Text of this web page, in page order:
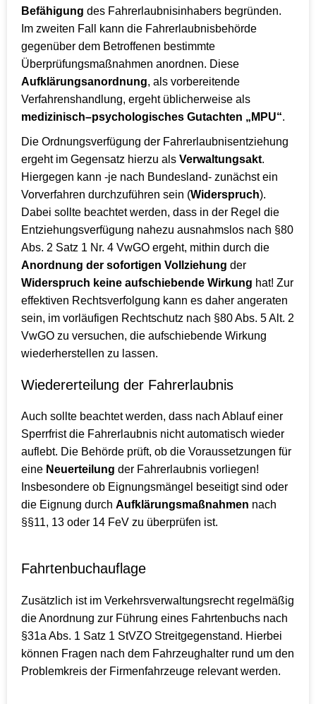
Befähigung des Fahrerlaubnisinhabers begründen.
Im zweiten Fall kann die Fahrerlaubnisbehörde
gegenüber dem Betroffenen bestimmte
Überprüfungsmaßnahmen anordnen. Diese
Aufklärungsanordnung, als vorbereitende
Verfahrenshandlung, ergeht üblicherweise als
medizinisch–psychologisches Gutachten „MPU“.
Die Ordnungsverfügung der Fahrerlaubnisentziehung
ergeht im Gegensatz hierzu als Verwaltungsakt.
Hiergegen kann -je nach Bundesland- zunächst ein
Vorverfahren durchzuführen sein (Widerspruch).
Dabei sollte beachtet werden, dass in der Regel die
Entziehungsverfügung nahezu ausnahmslos nach §80
Abs. 2 Satz 1 Nr. 4 VwGO ergeht, mithin durch die
Anordnung der sofortigen Vollziehung der
Widerspruch keine aufschiebende Wirkung hat! Zur
effektiven Rechtsverfolgung kann es daher angeraten
sein, im vorläufigen Rechtschutz nach §80 Abs. 5 Alt. 2
VwGO zu versuchen, die aufschiebende Wirkung
wiederherstellen zu lassen.
Wiedererteilung der Fahrerlaubnis
Auch sollte beachtet werden, dass nach Ablauf einer
Sperrfrist die Fahrerlaubnis nicht automatisch wieder
auflebt. Die Behörde prüft, ob die Voraussetzungen für
eine Neuerteilung der Fahrerlaubnis vorliegen!
Insbesondere ob Eignungsmängel beseitigt sind oder
die Eignung durch Aufklärungsmaßnahmen nach
§§11, 13 oder 14 FeV zu überprüfen ist.
Fahrtenbuchauflage
Zusätzlich ist im Verkehrsverwaltungsrecht regelmäßig
die Anordnung zur Führung eines Fahrtenbuchs nach
§31a Abs. 1 Satz 1 StVZO Streitgegenstand. Hierbei
können Fragen nach dem Fahrzeughalter rund um den
Problemkreis der Firmenfahrzeuge relevant werden.